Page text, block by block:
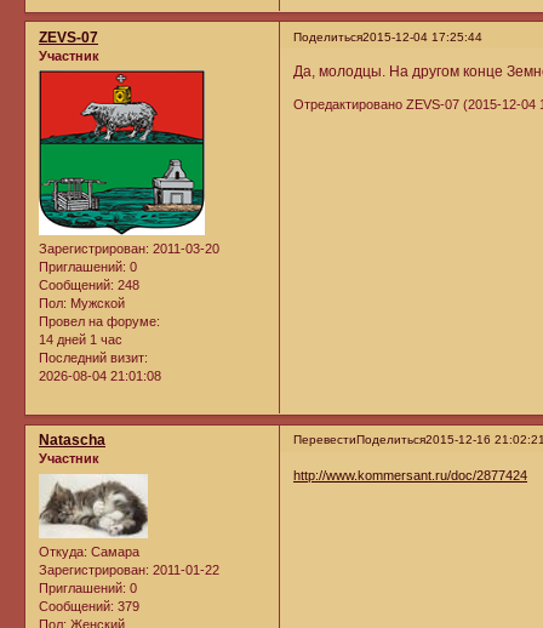
Поделиться2015-12-04 17:25:44
ZEVS-07
Участник
Зарегистрирован: 2011-03-20
Приглашений: 0
Сообщений: 248
Пол: Мужской
Провел на форуме:
14 дней 1 час
Последний визит:
2026-08-04 21:01:08
Да, молодцы. На другом конце
Отредактировано ZEVS-07 (2015-12-04
ПеревестиПоделиться2015-12-16
Natascha
Участник
Откуда: Самара
Зарегистрирован: 2011-01-22
Приглашений: 0
Сообщений: 379
Пол: Женский
http://www.kommersant.ru/doc/2877424